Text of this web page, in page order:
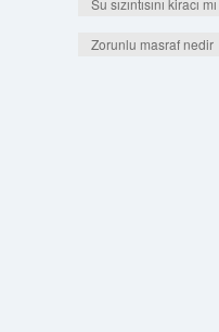
Su sızıntısını kiracı
Zorunlu masraf nedir